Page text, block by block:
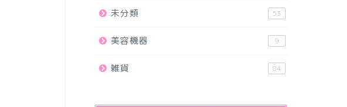
未分類 53
美容機器 9
雑貨 84